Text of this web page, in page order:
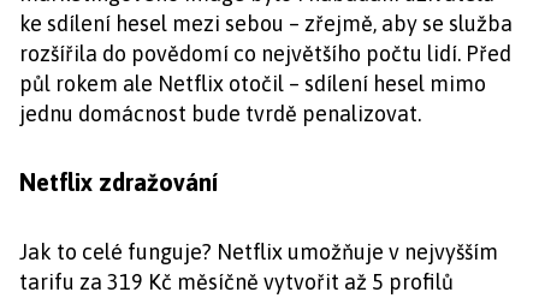
ke sdílení hesel mezi sebou – zřejmě, aby se služba
rozšířila do povědomí co největšího počtu lidí. Před
půl rokem ale Netflix otočil – sdílení hesel mimo
jednu domácnost bude tvrdě penalizovat.
Netflix zdražování
Jak to celé funguje? Netflix umožňuje v nejvyšším
tarifu za 319 Kč měsíčně vytvořit až 5 profilů